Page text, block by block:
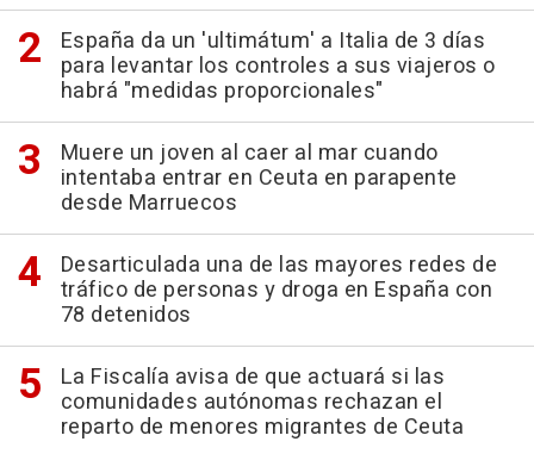
España da un 'ultimátum' a Italia de 3 días
para levantar los controles a sus viajeros o
habrá "medidas proporcionales"
Muere un joven al caer al mar cuando
intentaba entrar en Ceuta en parapente
desde Marruecos
Desarticulada una de las mayores redes de
tráfico de personas y droga en España con
78 detenidos
La Fiscalía avisa de que actuará si las
comunidades autónomas rechazan el
reparto de menores migrantes de Ceuta